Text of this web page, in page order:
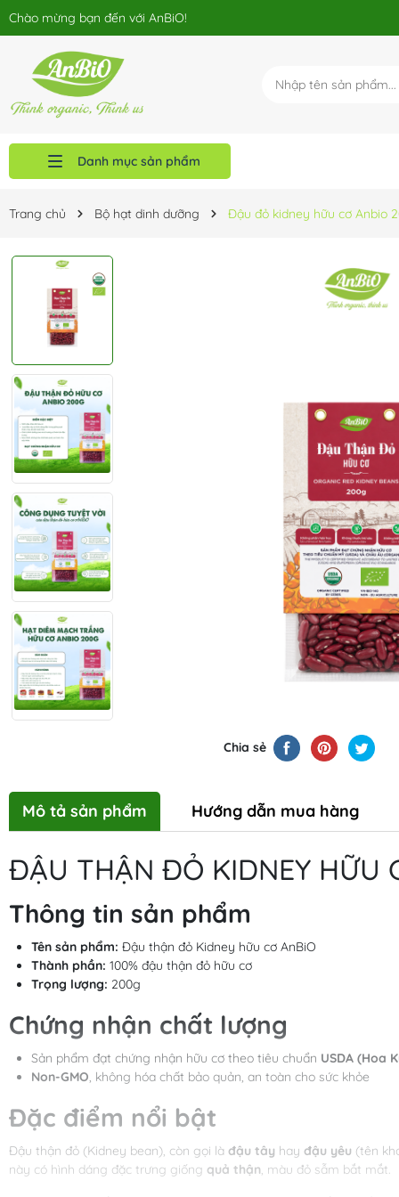
Chào mừng bạn đến với AnBiO!
Danh mục sản phẩm
Trang chủ Bộ hạt dinh dưỡng Đậu đỏ kidney hữu cơ Anbio
Chia sẻ
Mô tả sản phẩm Hướng dẫn mua hàng
ĐẬU THẬN ĐỎ KIDNEY HỮU
Thông tin sản phẩm
Tên sản phẩm: Đậu thận đỏ Kidney hữu cơ AnBiO
Thành phần: 100% đậu thận đỏ hữu cơ
Trọng lượng: 200g
Chứng nhận chất lượng
Sản phẩm đạt chứng nhận hữu cơ theo tiêu chuẩn USDA (Hoa
Non-GMO, không hóa chất bảo quản, an toàn cho sức khỏe
Đặc điểm nổi bật
Đậu thận đỏ (Kidney bean), còn gọi là đậu tây hay đậu yêu (tên
này có hình dáng đặc trưng giống quả thận, màu đỏ sẫm bắt mắt.